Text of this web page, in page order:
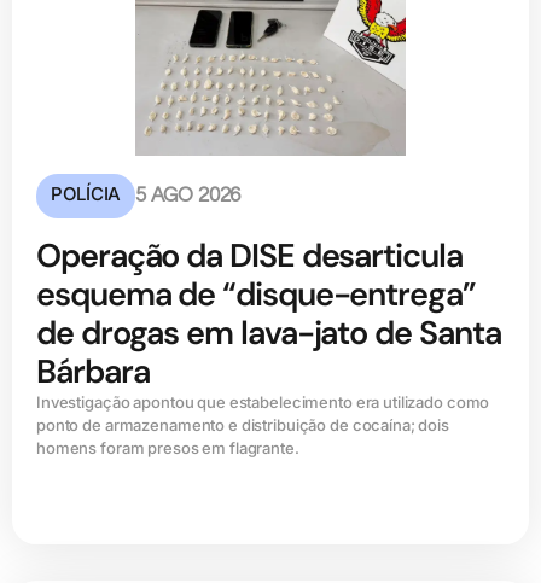
POLÍCIA 5 AGO 2026
Operação da DISE desarticula
esquema de “disque-entrega”
de drogas em lava-jato de Santa
Bárbara
Investigação apontou que estabelecimento era utilizado como
ponto de armazenamento e distribuição de cocaína; dois
homens foram presos em flagrante.